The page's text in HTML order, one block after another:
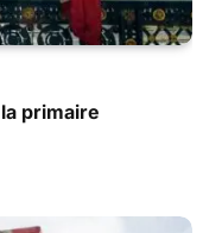
primaire